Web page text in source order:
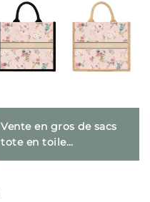
Vente en gros de sacs
tote en toile
personnalisés avec